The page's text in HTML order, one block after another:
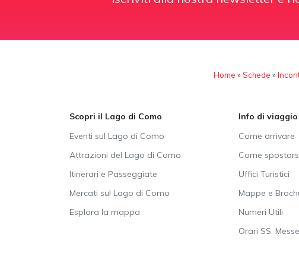
Home »Schede »
Scopri il Lago di Como
Eventi sul Lago di Como
Attrazioni del Lago di Como
Itinerari e Passeggiate
Mercati sul Lago di Como
Esplora la mappa
Info di viaggio
Come arrivare
Come
Uffici Turistici
Mappe e
Numeri Utili
Orari SS. Messe